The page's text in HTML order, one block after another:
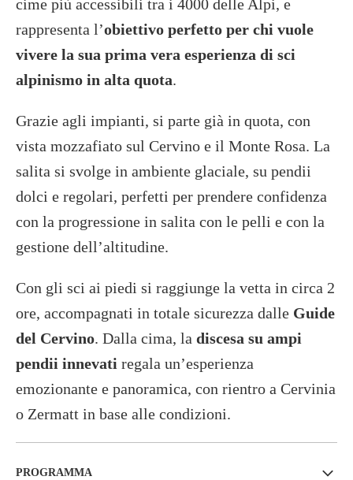
cime più accessibili tra i 4000 delle Alpi, e
rappresenta l’obiettivo perfetto per chi vuole
vivere la sua prima vera esperienza di sci
alpinismo in alta quota.
Grazie agli impianti, si parte già in quota, con
vista mozzafiato sul Cervino e il Monte Rosa. La
salita si svolge in ambiente glaciale, su pendii
dolci e regolari, perfetti per prendere confidenza
con la progressione in salita con le pelli e con la
gestione dell’altitudine.
Con gli sci ai piedi si raggiunge la vetta in circa 2
ore, accompagnati in totale sicurezza dalle Guide
del Cervino. Dalla cima, la discesa su ampi
pendii innevati regala un’esperienza
emozionante e panoramica, con rientro a Cervinia
o Zermatt in base alle condizioni.
PROGRAMMA